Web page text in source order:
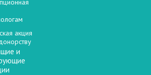
акция
и